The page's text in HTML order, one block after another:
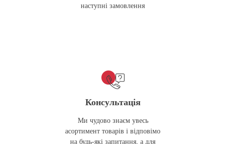
наступні замовлення
Консультація
Ми чудово знаєм увесь
асортимент товарів і відповімо
на будь-які запитання, а для